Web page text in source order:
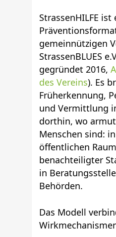
StrassenHILFE ist
gemeinnützigen
StrassenBLUES
gegründet 2016,
des Vereins). Es
Früherkennung,
und Vermittlung
dorthin, wo
Menschen sind:
öffentlichen Raum
benachteiligter
in
Behörden.
Das Modell